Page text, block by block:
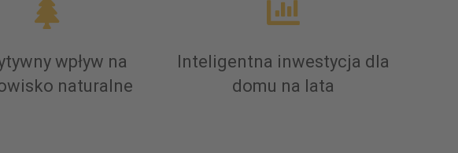
wpływ na
naturalne
Inteligentna inwestycja dla
domu na lata